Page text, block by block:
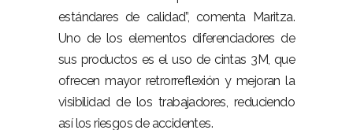
estándares de calidad”, comenta Maritza.
Uno de los elementos diferenciadores de
sus productos es el uso de cintas 3M, que
ofrecen mayor retrorreflexión y mejoran la
visibilidad de los trabajadores, reduciendo
así los riesgos de accidentes.